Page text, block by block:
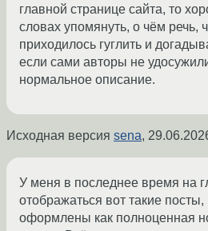
главной странице сайта, то
словах упомянуть, о чём речь,
приходилось гуглить и
если сами авторы не
нормальное описание.
Исходная версия sena,
У меня в последнее время на
отображаться вот такие
оформлены как полноценная